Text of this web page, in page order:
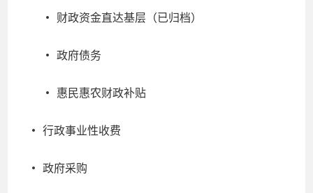
财政资金直达基层（已归档）
政府债务
惠民惠农财政补贴
行政事业性收费
政府采购